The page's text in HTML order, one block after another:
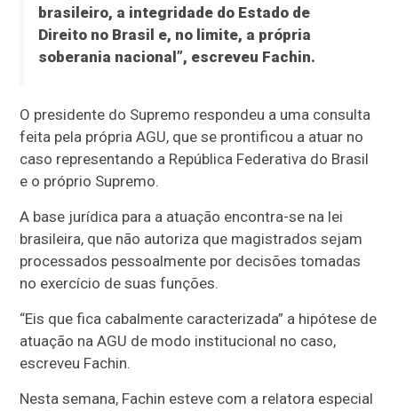
brasileiro, a integridade do Estado de
Direito no Brasil e, no limite, a própria
soberania nacional”, escreveu Fachin.
O presidente do Supremo respondeu a uma consulta
feita pela própria AGU, que se prontificou a atuar no
caso representando a República Federativa do Brasil
e o próprio Supremo.
A base jurídica para a atuação encontra-se na lei
brasileira, que não autoriza que magistrados sejam
processados pessoalmente por decisões tomadas
no exercício de suas funções.
“Eis que fica cabalmente caracterizada” a hipótese de
atuação na AGU de modo institucional no caso,
escreveu Fachin.
Nesta semana, Fachin esteve com a relatora especial